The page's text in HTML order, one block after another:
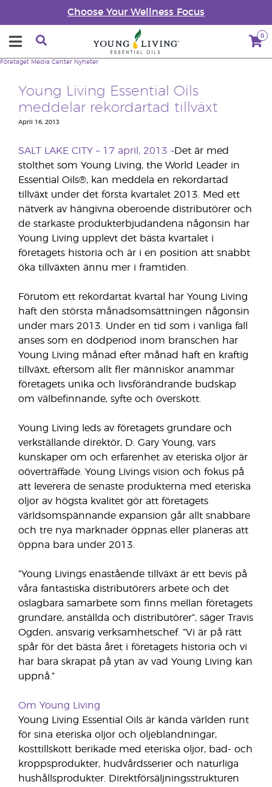
Choose Your Wellness Focus
0
Företaget Media Center Nyheter
Young Living Essential Oils
meddelar rekordartad tillväxt
April 16, 2013
SALT LAKE CITY – 17 april, 2013 –Det är med
stolthet som Young Living, the World Leader in
Essential Oils®, kan meddela en rekordartad
tillväxt under det första kvartalet 2013. Med ett
nätverk av hängivna oberoende distributörer och
de starkaste produkterbjudandena någonsin har
Young Living upplevt det bästa kvartalet i
företagets historia och är i en position att snabbt
öka tillväxten ännu mer i framtiden.
Förutom ett rekordartat kvartal har Young Living
haft den största månadsomsättningen någonsin
under mars 2013. Under en tid som i vanliga fall
anses som en dödperiod inom branschen har
Young Living månad efter månad haft en kraftig
tillväxt, eftersom allt fler människor anammar
företagets unika och livsförändrande budskap
om välbefinnande, syfte och överskott.
Young Living leds av företagets grundare och
verkställande direktör, D. Gary Young, vars
kunskaper om och erfarenhet av eteriska oljor är
oöverträffade. Young Livings vision och fokus på
att leverera de senaste produkterna med eteriska
oljor av högsta kvalitet gör att företagets
världsomspännande expansion går allt snabbare
och tre nya marknader öppnas eller planeras att
öppna bara under 2013.
”Young Livings enastående tillväxt är ett bevis på
våra fantastiska distributörers arbete och det
oslagbara samarbete som finns mellan företagets
grundare, anställda och distributörer”, säger Travis
Ogden, ansvarig verksamhetschef. ”Vi är på rätt
spår för det bästa året i företagets historia och vi
har bara skrapat på ytan av vad Young Living kan
uppnå.”
Om Young Living
Young Living Essential Oils är kända världen runt
för sina eteriska oljor och oljeblandningar,
kosttillskott berikade med eteriska oljor, bad- och
kroppsprodukter, hudvårdsserier och naturliga
hushållsprodukter. Direktförsäljningsstrukturen